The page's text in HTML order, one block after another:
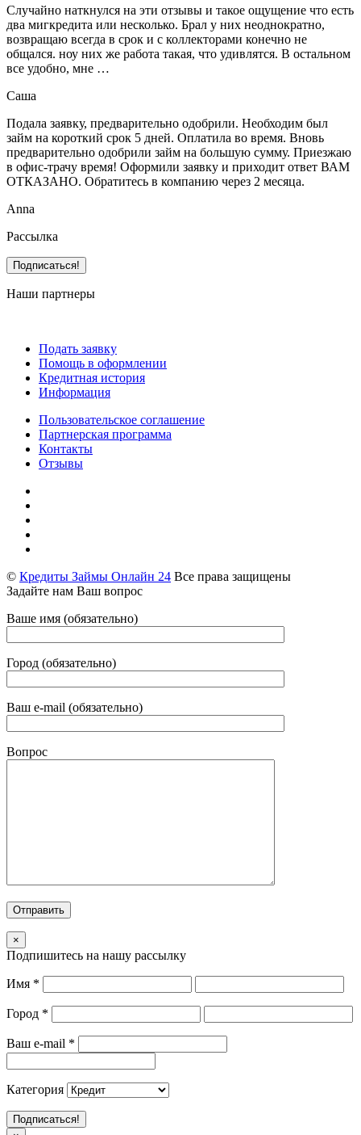
Случайно наткнулся на эти отзывы и такое ощущение что есть
два мигкредита или несколько. Брал у них неоднократно,
возвращаю всегда в срок и с коллекторами конечно не
общался. ноу них же работа такая, что удивлятся. В остальном
все удобно, мне …
Саша
Подала заявку, предварительно одобрили. Необходим был
займ на короткий срок 5 дней. Оплатила во время. Вновь
предварительно одобрили займ на большую сумму. Приезжаю
в офис-трачу время! Оформили заявку и приходит ответ ВАМ
ОТКАЗАНО. Обратитесь в компанию через 2 месяца.
Anna
Рассылка
Наши партнеры
Подать заявку
Помощь в оформлении
Кредитная история
Информация
Пользовательское соглашение
Партнерская программа
Контакты
Отзывы
© Кредиты Займы Онлайн 24 Все права защищены
Задайте нам Ваш вопрос
Ваше имя (обязательно)
Город (обязательно)
Ваш e-mail (обязательно)
Вопрос
×
Подпишитесь на нашу рассылку
Имя *
Город *
Ваш e-mail *
Категория